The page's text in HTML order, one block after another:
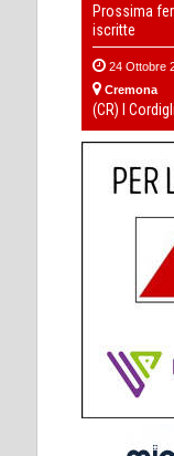
Prossima
iscritte
24 Ottobre
Cremona
(CR) I